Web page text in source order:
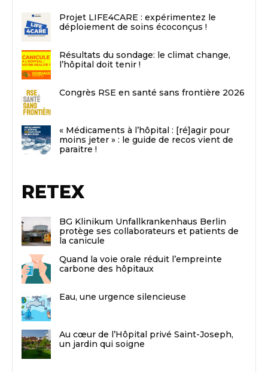
Projet LIFE4CARE : expérimentez le
déploiement de soins écoconçus !
Résultats du sondage: le climat change,
l’hôpital doit tenir !
Congrès RSE en santé sans frontière 2026
« Médicaments à l’hôpital : [ré]agir pour
moins jeter » : le guide de recos vient de
paraitre !
RETEX
BG Klinikum Unfallkrankenhaus Berlin
protège ses collaborateurs et patients de
la canicule
Quand la voie orale réduit l’empreinte
carbone des hôpitaux
Eau, une urgence silencieuse
Au cœur de l’Hôpital privé Saint-Joseph,
un jardin qui soigne